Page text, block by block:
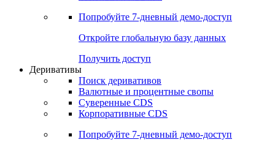
Сравнение ETF & Funds
Поиск Mutual Funds
Попробуйте7-дневный
Откройте глобальную базу данных
Получить доступ
Деривативы
Валютные и процентные свопы